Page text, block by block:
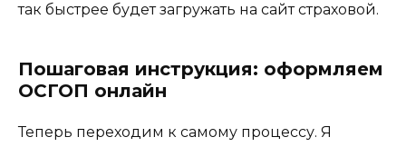
так быстрее будет загружать на сайт страховой.
Пошаговая инструкция: оформляем
ОСГОП онлайн
Теперь переходим к самому процессу. Я